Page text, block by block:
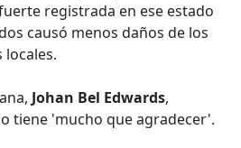
registrada en ese estado
causó menos daños de los
Johan Bel Edwards,
tiene 'mucho que agradecer'.